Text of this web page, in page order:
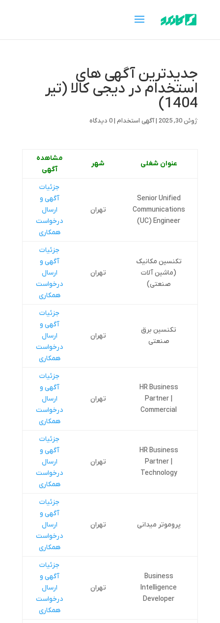
جدیدترین آگهی های
استخدام در دیجی کالا (تیر
1404)
ژوئن 30, 2025 |آگهی استخدام|0 دیدگاه
عنوان شغلی شهر
مشاهده
آگهی
Senior Unified
Communications
(UC) Engineer
تهران
جزئیات
آگهی و
ارسال
درخواست
همکاری
تکنسین مکانیک
(ماشین آلات
صنعتی)
تهران
جزئیات
آگهی و
ارسال
درخواست
همکاری
تکنسین برق
صنعتی
تهران
جزئیات
آگهی و
ارسال
درخواست
همکاری
HR Business
Partner |
Commercial
تهران
جزئیات
آگهی و
ارسال
درخواست
همکاری
HR Business
Partner |
Technology
تهران
جزئیات
آگهی و
ارسال
درخواست
همکاری
پروموتر میدانی تهران
جزئیات
آگهی و
ارسال
درخواست
همکاری
Business
Intelligence
Developer
تهران
جزئیات
آگهی و
ارسال
درخواست
همکاری